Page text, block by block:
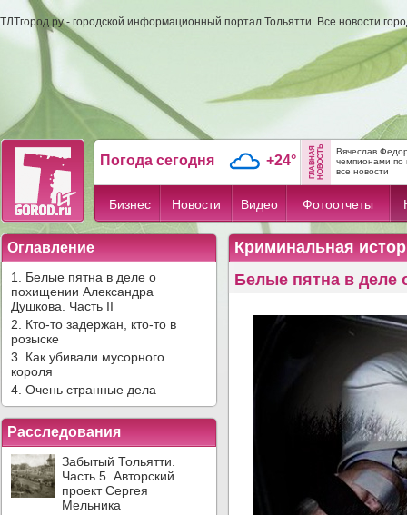
ТЛТгород.ру - городской информационный портал Тольятти. Все новости
Погода сегодня +24°
Вячеслав
чемпионами по
все новости
Бизнес Новости Видео Фотоотчеты
Оглавление
1. Белые пятна в деле о
похищении Александра
Душкова. Часть II
2. Кто-то задержан, кто-то в
розыске
3. Как убивали мусорного
короля
4. Очень странные дела
Расследования
Забытый Тольятти.
Часть 5. Авторский
проект Сергея
Мельника
Криминальная
Белые пятна в деле